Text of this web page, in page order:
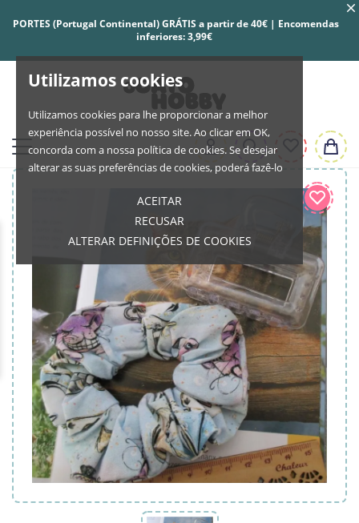
Utilizamos cookies
Utilizamos cookies para lhe proporcionar a melhor
experiência possível no nosso site. Ao clicar em OK,
concorda com a nossa política de cookies. Se desejar
alterar as suas preferências de cookies, poderá fazê-lo
ACEITAR
RECUSAR
ALTERAR DEFINIÇÕES DE COOKIES
PORTES (Portugal Continental) GRÁTIS a partir de 40€ | Encomendas
inferiores: 3,99€